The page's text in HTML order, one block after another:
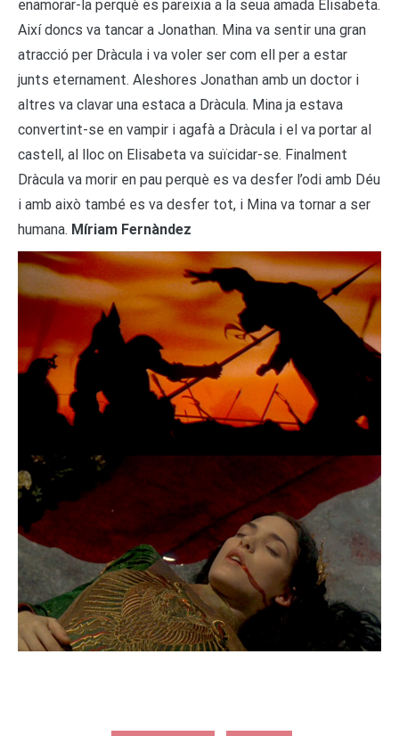
enamorar-la perquè es pareixia a la seua amada Elisabeta.
Així doncs va tancar a Jonathan. Mina va sentir una gran
atracció per Dràcula i va voler ser com ell per a estar
junts eternament. Aleshores Jonathan amb un doctor i
altres va clavar una estaca a Dràcula. Mina ja estava
convertint-se en vampir i agafà a Dràcula i el va portar al
castell, al lloc on Elisabeta va suïcidar-se. Finalment
Dràcula va morir en pau perquè es va desfer l’odi amb Déu
i amb això també es va desfer tot, i Mina va tornar a ser
humana. Míriam Fernàndez